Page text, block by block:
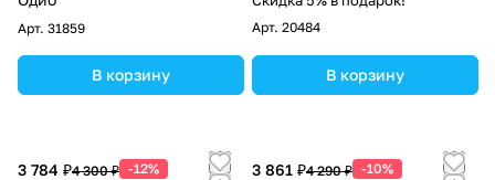
Арт. 31859
В корзину
Арт. 20484
В корзину
3 784 ₽4 300 ₽ -12% 3 861 ₽4 290 ₽ -10%